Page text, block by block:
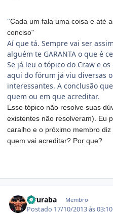
"Cada um fala uma coisa e até
conciso"
Aí que tá. Sempre vai ser
alguém te GARANTA o que é
Se já leu o tópico do Craw e
aqui do fórum já viu diversas
interessantes. A conclusão
quem ou em que acreditar.
Esse tópico não resolve suas
existentes não resolveram). Eu
caralho e o próximo membro
quem vai acreditar? Por que?
Hyuraba Membro
Postado 17/10/2013 às 03:10